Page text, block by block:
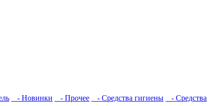
- Новинки - Прочее - Средства гигиены
- Средства